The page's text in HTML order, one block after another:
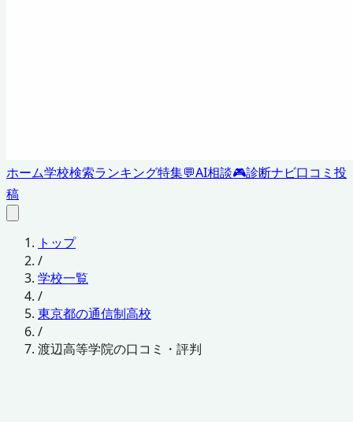
ホーム学校検索ランキング特集💬AI相談🎮診断ナビ口コミ投
稿
トップ
/
学校一覧
/
東京都の通信制高校
/
渡辺高等学院の口コミ・評判